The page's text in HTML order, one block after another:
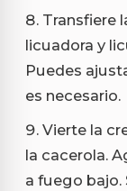
Transfiere
licuadora y
Puedes
es necesario.
Vierte la
la cacerola.
a fuego bajo.